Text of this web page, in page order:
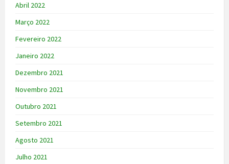
Abril 2022
Março 2022
Fevereiro 2022
Janeiro 2022
Dezembro 2021
Novembro 2021
Outubro 2021
Setembro 2021
Agosto 2021
Julho 2021